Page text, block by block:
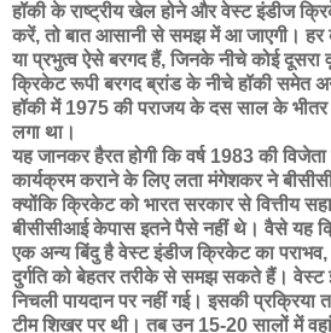
हॉकी के राष्ट्रीय खेल होने और वेस्ट इंडीज
करें, तो बात आसानी से समझ में आ जाएगी। हर
या प्रभुत्व ऐसे बरगद हैं, जिनके नीचे कोई दूसरा
क्रिकेट रूपी बरगद ब्रांड के नीचे हॉकी समेत
हॉकी में 1975 की पराजय के दस साल के भीतर
लगा था।
यह जानकर हैरत होगी कि वर्ष 1983 की
कार्यक्रम कराने के लिए लता मंगेशकर ने
क्योंकि क्रिकेट को भारत सरकार से वित्तीय
बीसीसीआई केपास इतने पैसे नहीं थे। वैसे यह
एक अन्य बिंदु है वेस्ट इंडीज क्रिकेट का
दुर्गति को बेहतर तरीके से समझ सकते हैं।
निचली पायदान पर नहीं गई। इसकी प्रक्रिया
टीम शिखर पर थी। तब उन 15-20 सालों में